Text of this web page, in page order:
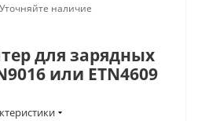
Уточняйте наличие
для зарядных
или ETN4609